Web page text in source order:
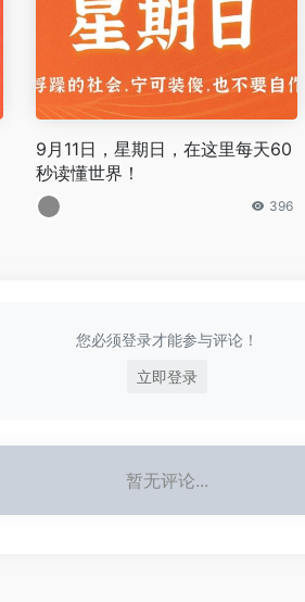
9月11日，星期日，在这里每天60
秒读懂世界！
396
您必须登录才能参与评论！
立即登录
暂无评论...